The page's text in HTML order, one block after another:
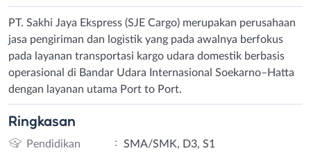
PT. Sakhi Jaya Ekspress (SJE Cargo) merupakan perusahaan
jasa pengiriman dan logistik yang pada awalnya berfokus
pada layanan transportasi kargo udara domestik berbasis
operasional di Bandar Udara Internasional Soekarno–Hatta
dengan layanan utama Port to Port.
Ringkasan
Pendidikan :
SMA/SMK, D3, S1